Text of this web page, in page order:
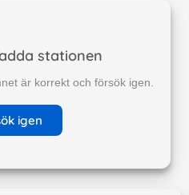
stationen
är korrekt och försök igen.
igen